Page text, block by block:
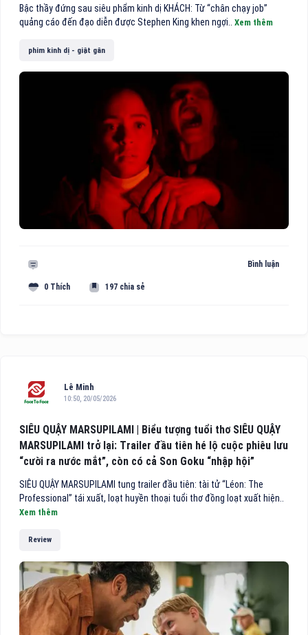
Bậc thầy đứng sau siêu phẩm kinh dị KHÁCH: Từ “chân chạy job”
quảng cáo đến đạo diễn được Stephen King khen ngợi.. Xem thêm
phim kinh dị - giật gân
Bình luận
0 Thích 197 chia sẻ
Lê Minh
10:50, 20/05/2026
SIÊU QUẬY MARSUPILAMI | Biểu tượng tuổi thơ SIÊU QUẬY
MARSUPILAMI trở lại: Trailer đầu tiên hé lộ cuộc phiêu lưu
“cười ra nước mắt”, còn có cả Son Goku “nhập hội”
SIÊU QUẬY MARSUPILAMI tung trailer đầu tiên: tài tử “Léon: The
Professional” tái xuất, loạt huyền thoại tuổi thơ đồng loạt xuất hiện..
Xem thêm
Review